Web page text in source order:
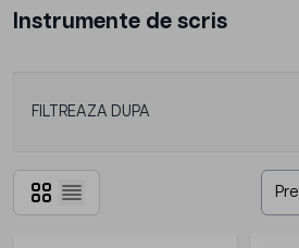
Instrumente de scris
FILTREAZA DUPA
Grilă
Listă